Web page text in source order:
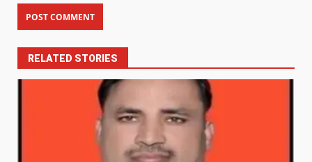
RELATED STORIES